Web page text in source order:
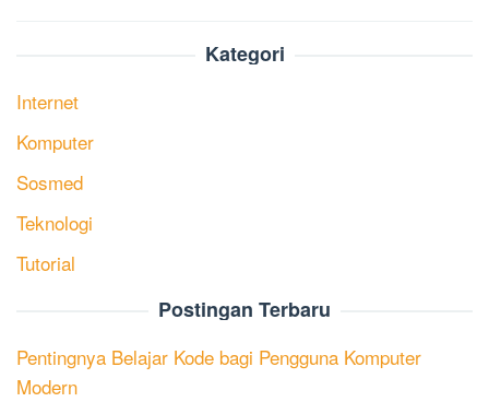
Kategori
Internet
Komputer
Sosmed
Teknologi
Tutorial
Postingan Terbaru
Pentingnya Belajar Kode bagi Pengguna Komputer
Modern